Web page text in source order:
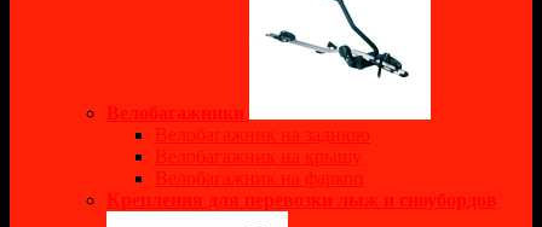
Велобагажники
Велобагажник на заднюю
Велобагажник на крышу
Велобагажник на фаркоп
Крепления для перевозки лыж и сноубордов